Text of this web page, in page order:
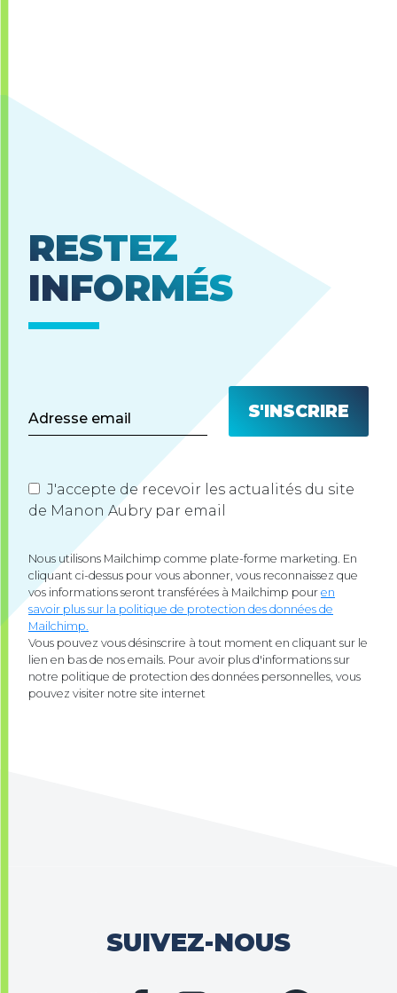
RESTEZ
INFORMÉS
J'accepte de recevoir les actualités du site
de Manon Aubry par email
Nous utilisons Mailchimp comme plate-forme marketing. En
cliquant ci-dessus pour vous abonner, vous reconnaissez que
vos informations seront transférées à Mailchimp pour en
savoir plus sur la politique de protection des données de
Mailchimp.
Vous pouvez vous désinscrire à tout moment en cliquant sur le
lien en bas de nos emails. Pour avoir plus d'informations sur
notre politique de protection des données personnelles, vous
pouvez visiter notre site internet
SUIVEZ-NOUS